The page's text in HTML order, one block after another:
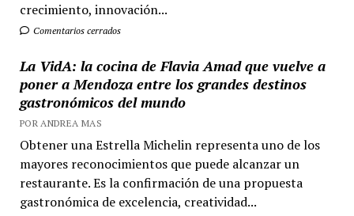
crecimiento, innovación...
Comentarios cerrados
La VidA: la cocina de Flavia Amad que vuelve a
poner a Mendoza entre los grandes destinos
gastronómicos del mundo
POR ANDREA MAS
Obtener una Estrella Michelin representa uno de los
mayores reconocimientos que puede alcanzar un
restaurante. Es la confirmación de una propuesta
gastronómica de excelencia, creatividad...